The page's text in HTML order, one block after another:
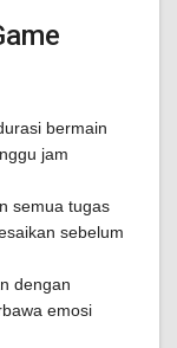
bermain
jam
semua tugas
sebelum
dengan
emosi